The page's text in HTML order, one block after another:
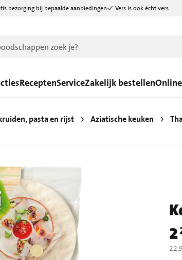
bezorging bij bepaalde aanbiedingen Vers is ook écht vers
ReceptenServiceZakelijk bestellen
pasta en rijst Aziatische keuken
2
€